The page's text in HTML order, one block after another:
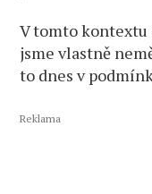
V tomto kontextu
jsme vlastně
to dnes v
Reklama